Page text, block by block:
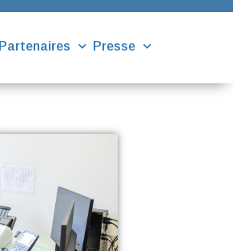
Partenaires Presse